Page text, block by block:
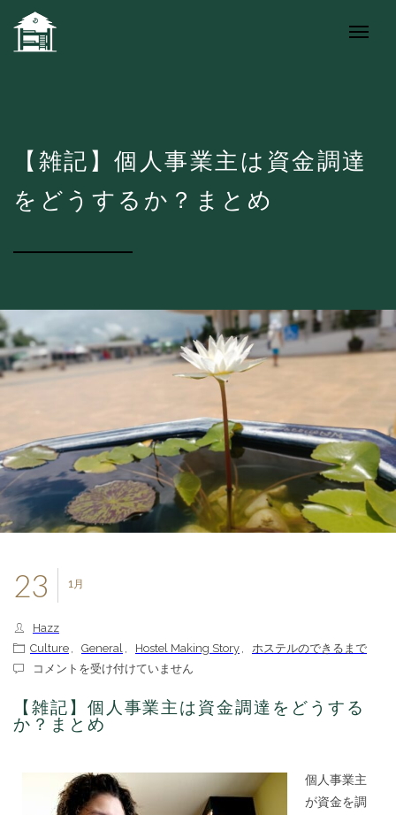
【雑記】個人事業主は資金調達
をどうするか？まとめ
1月
23
Hazz
Culture , General , Hostel Making Story ,
ホステルのできるまで
【雑
個
人
事
コメントを受け付けていません
【雑記】個人事業主は資金調達をどうする
か？まとめ
個人事業主
が資金を調